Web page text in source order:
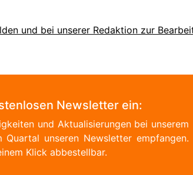
und bei unserer Redaktion zur
Newsletter ein:
und Aktualisierungen bei unserem
unseren Newsletter empfangen.
Klick abbestellbar.